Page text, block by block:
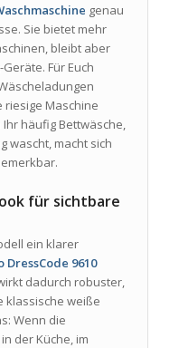
genau
Sie bietet mehr
bleibt aber
Für Euch
Maschine
häufig Bettwäsche,
wascht, macht sich
für sichtbare
ein klarer
DressCode 9610
dadurch robuster,
klassische weiße
Wenn die
der Küche, im